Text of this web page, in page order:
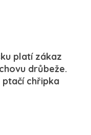
platí zákaz
drůbeže.
chřipka